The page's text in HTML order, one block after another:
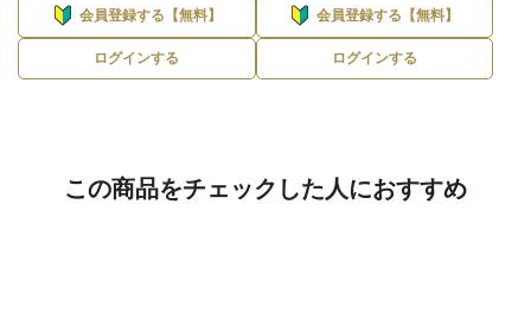
会員登録する【無料】
ログインする
会員登録する【無料】
ログインする
この商品をチェックした人におすすめ